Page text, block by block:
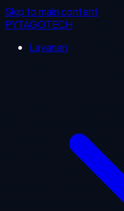
Skip to main content
PYTAGOTECH
Layanan